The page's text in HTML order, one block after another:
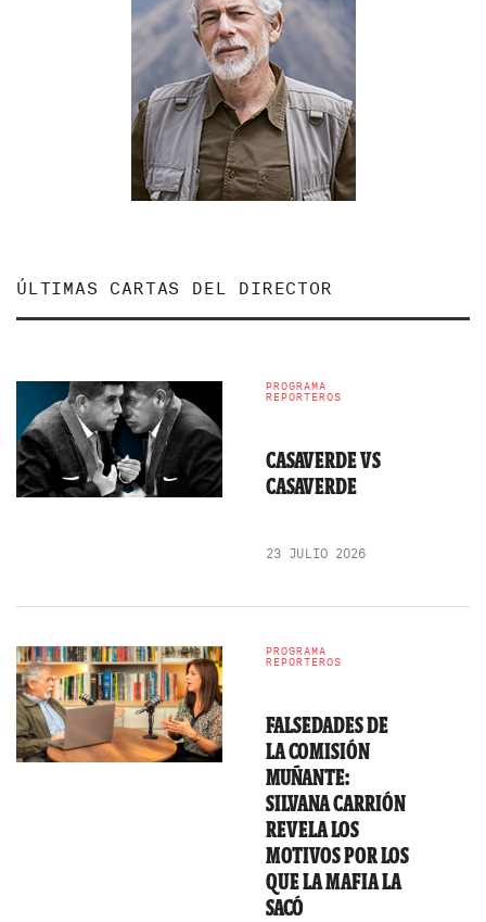
ÚLTIMAS CARTAS DEL DIRECTOR
PROGRAMA
REPORTEROS
CASAVERDE VS
CASAVERDE
23 JULIO 2026
PROGRAMA
REPORTEROS
FALSEDADES DE
LA COMISIÓN
MUÑANTE:
SILVANA CARRIÓN
REVELA LOS
MOTIVOS POR LOS
QUE LA MAFIA LA
SACÓ